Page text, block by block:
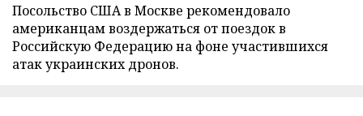
Посольство США в Москве рекомендовало
американцам воздержаться от поездок в
Российскую Федерацию на фоне участившихся
атак украинских дронов.